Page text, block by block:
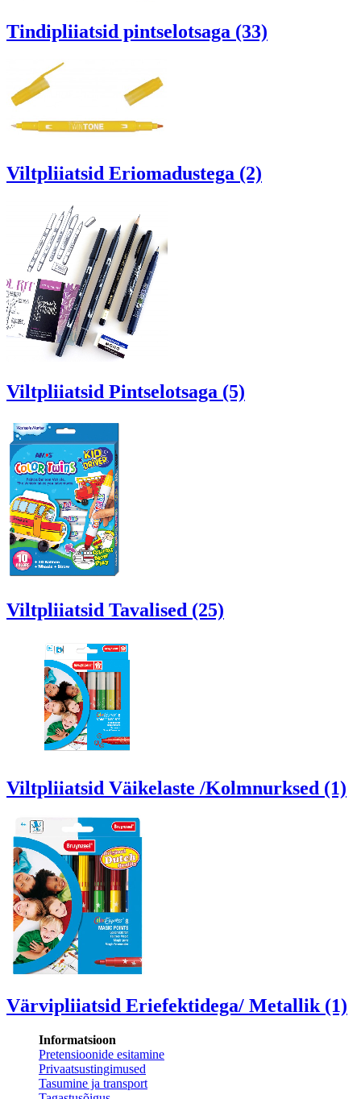
Tindipliiatsid pintselotsaga (33)
Viltpliiatsid Eriomadustega (2)
Viltpliiatsid Pintselotsaga (5)
Viltpliiatsid Tavalised (25)
Viltpliiatsid Väikelaste /Kolmnurksed (1)
Värvipliiatsid Eriefektidega/ Metallik (1)
Informatsioon
Pretensioonide esitamine
Privaatsustingimused
Tasumine ja transport